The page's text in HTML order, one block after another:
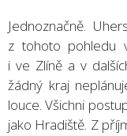
Jednoznačně.
z tohoto pohledu
i ve Zlíně a v
žádný kraj
louce. Všichni
jako Hradiště. Z